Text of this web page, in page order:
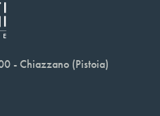
- Chiazzano (Pistoia)